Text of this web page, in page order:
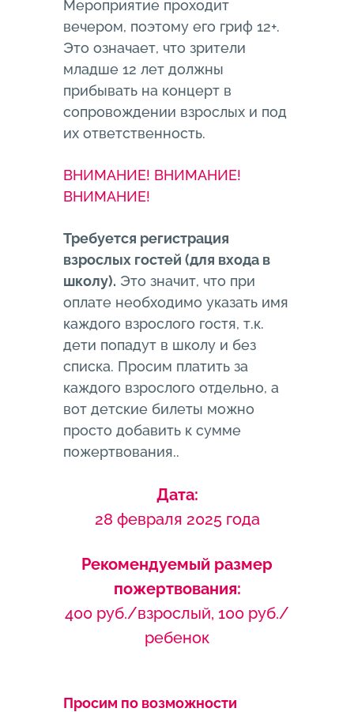
Мероприятие проходит
вечером, поэтому его гриф 12+.
Это означает, что зрители
младше 12 лет должны
прибывать на концерт в
сопровождении взрослых и под
их ответственность.
ВНИМАНИЕ! ВНИМАНИЕ!
ВНИМАНИЕ!
Требуется регистрация
взрослых гостей (для входа в
школу). Это значит, что при
оплате необходимо указать имя
каждого взрослого гостя, т.к.
дети попадут в школу и без
списка. Просим платить за
каждого взрослого отдельно, а
вот детские билеты можно
просто добавить к сумме
пожертвования..
Дата:
28 февраля 2025 года
Рекомендуемый размер
пожертвования:
400 руб./взрослый, 100 руб./
ребенок
Просим по возможности